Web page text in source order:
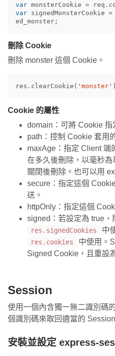
var monsterCookie = req .
var signedMonsterCookie =
ed_monster ;
刪除 Cookie
刪除 monster 這個 Cookie。
res . clearCookie ( ' monster '
Cookie 的屬性
domain：可將 Cookie 指
path：控制 Cookie 套用
maxAge：指定 Client 端
在多久後刪除，以毫秒
關閉後刪除。也可以用
secure：指定這個
送。
httpOnly：指定這個
signed：若設定為 true，
res.signedCookies 中
res.cookies
中使用。
Signed Cookie，且重設
Session
使用一個內含獨一無二識別碼
個識別碼來取回適當的
安裝並設定 express-